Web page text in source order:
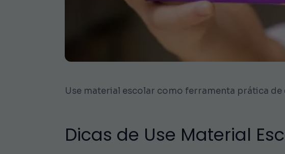
Use material escolar como ferramenta prática
Dicas de Use Material